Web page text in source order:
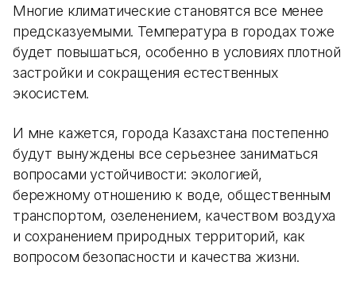
Многие климатические становятся все менее
предсказуемыми. Температура в городах тоже
будет повышаться, особенно в условиях плотной
застройки и сокращения естественных
экосистем.
И мне кажется, города Казахстана постепенно
будут вынуждены все серьезнее заниматься
вопросами устойчивости: экологией,
бережному отношению к воде, общественным
транспортом, озеленением, качеством воздуха
и сохранением природных территорий, как
вопросом безопасности и качества жизни.